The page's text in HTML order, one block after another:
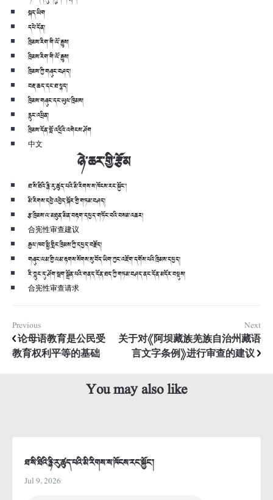
སྐད་ཡིག
དཔེ་དོན།
ཁྲིམས་རིག་གི་ལོ་རྒྱུས།
ཁྲིམས་རིག་གི་ལོ་རྒྱུས།
ཁྲིམས་ཀྱི་གཞུང་བཤད།
བརྡ་ཆད་དང་ཐ་སྙད།
ཁྲིམས་གཞུང་དང་ཡུལ་ཁྲིམས།
རླུང་འཕྲིན།
ཁྲིམས་དོན་བློ་འདྲིའི་འགེངས་ཤོག
中文
ཉེ་ཆར་གྱི་རྩོམ
ཐ་སི་ཐིའི་རྙི་རུ་ཚུད་པའི་མི་རིགས་ས་ཁོངས་རང་སྐྱོང་།
མི་རིགས་དབྱེ་འབྱེད་སྐོར་གྱི་གཏམ་བཤད།
རྩ་ཁྲིམས་ལ་མཐུན་མིན་བརྟག་དཔྱད་གཏོང་བའི་བསམ་འཆར།
合宪性审查建议
རྒྱལ་ཁབ་སྤྱི་གླིང་ཁྲིམས་ཀྱི་དཔྱད་བརྗོད།
གཞུང་ལམ་གྱི་ལམ་རྟགས་སོགས་སུ་བོད་ཡིག་ཀྱང་འཇོག་དགོས་པའི་ཁྲིམས་དཔྱད།
རི་ཀླུང་དུ་ཤོག་སྦག་སྒྲོན་པའི་གནད་དོན་ཐད་ཀྱི་གཏམ་བཤད་ནང་དོན་མདོར་བསྡུས།
合宪性审查请求
Previous
论母语教育是公民受
教育权利平等的基础
Next
关于对《阿坝藏族羌族自治州藏语
言文字条例》进行审查的建议
You may also like
ཐ་སི་ཐིའི་རྙི་རུ་ཚུད་པའི་མི་རིགས་ས་ཁོངས་རང་སྐྱོང་།
Jul 9, 2026